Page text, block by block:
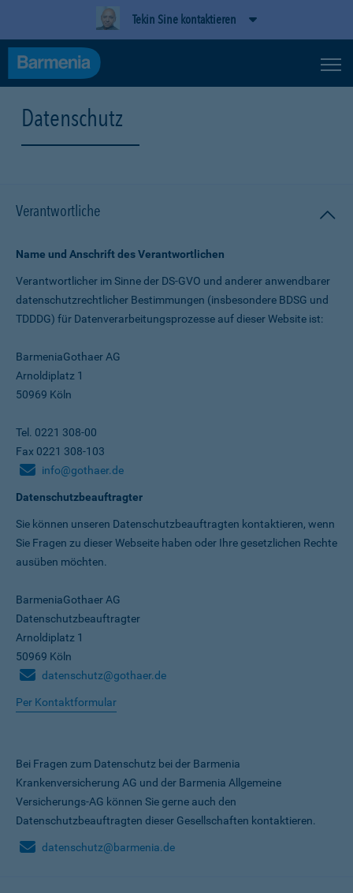
Tekin Sine kontaktieren
Datenschutz
Verantwortliche
Name und Anschrift des Verantwortlichen
Verantwortlicher im Sinne der DS-GVO und anderer anwendbarer
datenschutz­rechtlicher Bestimmungen (insbesondere BDSG und
TDDDG) für Daten­verarbeitungs­prozesse auf dieser Website ist:
BarmeniaGothaer AG
Arnoldiplatz 1
50969 Köln
Tel. 0221 308-00
Fax 0221 308-103
info@gothaer.de
Datenschutzbeauftragter
Sie können unseren Datenschutz­beauftragten kontaktieren, wenn
Sie Fragen zu dieser Webseite haben oder Ihre gesetzlichen Rechte
ausüben möchten.
BarmeniaGothaer AG
Datenschutzbeauftragter
Arnoldiplatz 1
50969 Köln
datenschutz@gothaer.de
Per Kontaktformular
Bei Fragen zum Datenschutz bei der Barmenia
Krankenversicherung AG und der Barmenia Allgemeine
Versicherungs-AG können Sie gerne auch den
Datenschutzbeauftragten dieser Gesellschaften kontaktieren.
datenschutz@barmenia.de